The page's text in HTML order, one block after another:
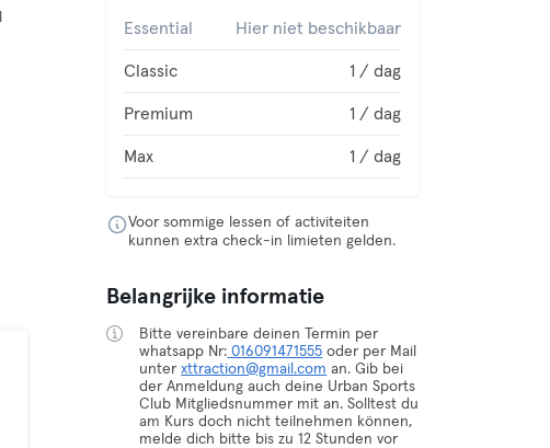
Essential Hier niet beschikbaar
Classic 1 / dag
Premium 1 / dag
Max 1 / dag
Voor sommige lessen of activiteiten
kunnen extra check-in limieten gelden.
Belangrijke informatie
Bitte vereinbare deinen Termin per
whatsapp Nr: 016091471555 oder per Mail
unterxttraction@gmail.com an. Gib bei
der Anmeldung auch deine Urban Sports
Club Mitgliedsnummer mit an. Solltest du
am Kurs doch nicht teilnehmen können,
melde dich bitte bis zu 12 Stunden vor